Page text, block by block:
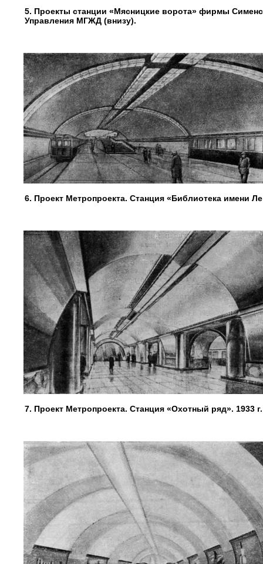
5. Проекты станции «Мясницкие ворота» фирмы
Управления МГЖД (внизу).
6. Проект Метропроекта. Станция «Библиотека имени
7. Проект Метропроекта. Станция «Охотный ряд». 1933 г.